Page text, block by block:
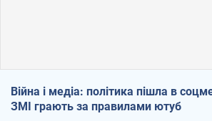
Війна і медіа: політика пішла в
ЗМІ грають за правилами ютуб